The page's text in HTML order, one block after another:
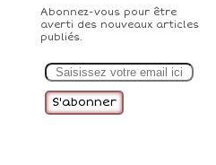
Abonnez-vous pour être
averti des nouveaux articles
publiés.
m